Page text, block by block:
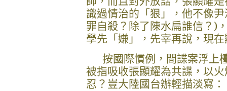
識過情治的「狠」，他不像
罪自殺？除了陳水扁誰信？)
學先「嫌」，先宰再說，現
按國際慣例，間諜案浮上
被指吸收張顯耀為共諜，以
忍？豈大陸國台辦輕描淡寫